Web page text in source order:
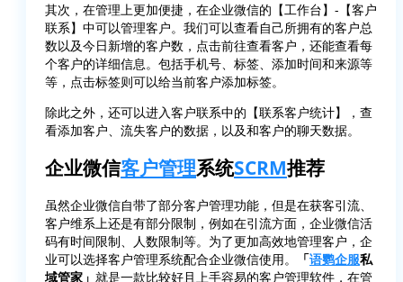
其次，在管理上更加便捷，在企业微信的【工作台】-【客户
联系】中可以管理客户。我们可以查看自己所拥有的客户总
数以及今日新增的客户数，点击前往查看客户，还能查看每
个客户的详细信息。包括手机号、标签、添加时间和来源等
等，点击标签则可以给当前客户添加标签。
除此之外，还可以进入客户联系中的【联系客户统计】，查
看添加客户、流失客户的数据，以及和客户的聊天数据。
企业微信客户管理系统SCRM推荐
虽然企业微信自带了部分客户管理功能，但是在获客引流、
客户维系上还是有部分限制，例如在引流方面，企业微信活
码有时间限制、人数限制等。为了更加高效地管理客户，企
业可以选择客户管理系统配合企业微信使用。
「语鹦企服私
域管家」 就是一款比较好且上手容易的客户管理软件，在管